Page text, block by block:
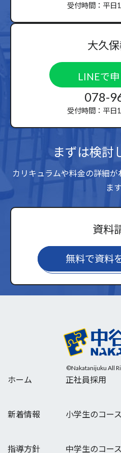
受付時間：平日
大久
LINEで
078-
受付時間：平日
まずは検討
カリキュラムや料金の詳細
ます
資料
無料で資料
©Nakatanijuku All
ホーム
新着情報
指導方針
正社員採用
小学生のコース
中学生のコース